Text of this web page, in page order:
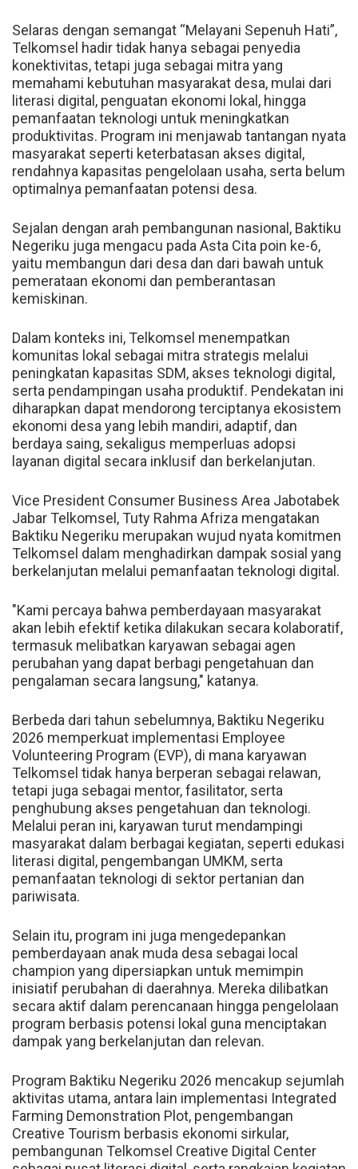
Selaras dengan semangat “Melayani Sepenuh Hati”,
Telkomsel hadir tidak hanya sebagai penyedia
konektivitas, tetapi juga sebagai mitra yang
memahami kebutuhan masyarakat desa, mulai dari
literasi digital, penguatan ekonomi lokal, hingga
pemanfaatan teknologi untuk meningkatkan
produktivitas. Program ini menjawab tantangan nyata
masyarakat seperti keterbatasan akses digital,
rendahnya kapasitas pengelolaan usaha, serta belum
optimalnya pemanfaatan potensi desa.
Sejalan dengan arah pembangunan nasional, Baktiku
Negeriku juga mengacu pada Asta Cita poin ke-6,
yaitu membangun dari desa dan dari bawah untuk
pemerataan ekonomi dan pemberantasan
kemiskinan.
Dalam konteks ini, Telkomsel menempatkan
komunitas lokal sebagai mitra strategis melalui
peningkatan kapasitas SDM, akses teknologi digital,
serta pendampingan usaha produktif. Pendekatan ini
diharapkan dapat mendorong terciptanya ekosistem
ekonomi desa yang lebih mandiri, adaptif, dan
berdaya saing, sekaligus memperluas adopsi
layanan digital secara inklusif dan berkelanjutan.
Vice President Consumer Business Area Jabotabek
Jabar Telkomsel, Tuty Rahma Afriza mengatakan
Baktiku Negeriku merupakan wujud nyata komitmen
Telkomsel dalam menghadirkan dampak sosial yang
berkelanjutan melalui pemanfaatan teknologi digital.
"Kami percaya bahwa pemberdayaan masyarakat
akan lebih efektif ketika dilakukan secara kolaboratif,
termasuk melibatkan karyawan sebagai agen
perubahan yang dapat berbagi pengetahuan dan
pengalaman secara langsung," katanya.
Berbeda dari tahun sebelumnya, Baktiku Negeriku
2026 memperkuat implementasi Employee
Volunteering Program (EVP), di mana karyawan
Telkomsel tidak hanya berperan sebagai relawan,
tetapi juga sebagai mentor, fasilitator, serta
penghubung akses pengetahuan dan teknologi.
Melalui peran ini, karyawan turut mendampingi
masyarakat dalam berbagai kegiatan, seperti edukasi
literasi digital, pengembangan UMKM, serta
pemanfaatan teknologi di sektor pertanian dan
pariwisata.
Selain itu, program ini juga mengedepankan
pemberdayaan anak muda desa sebagai local
champion yang dipersiapkan untuk memimpin
inisiatif perubahan di daerahnya. Mereka dilibatkan
secara aktif dalam perencanaan hingga pengelolaan
program berbasis potensi lokal guna menciptakan
dampak yang berkelanjutan dan relevan.
Program Baktiku Negeriku 2026 mencakup sejumlah
aktivitas utama, antara lain implementasi Integrated
Farming Demonstration Plot, pengembangan
Creative Tourism berbasis ekonomi sirkular,
pembangunan Telkomsel Creative Digital Center